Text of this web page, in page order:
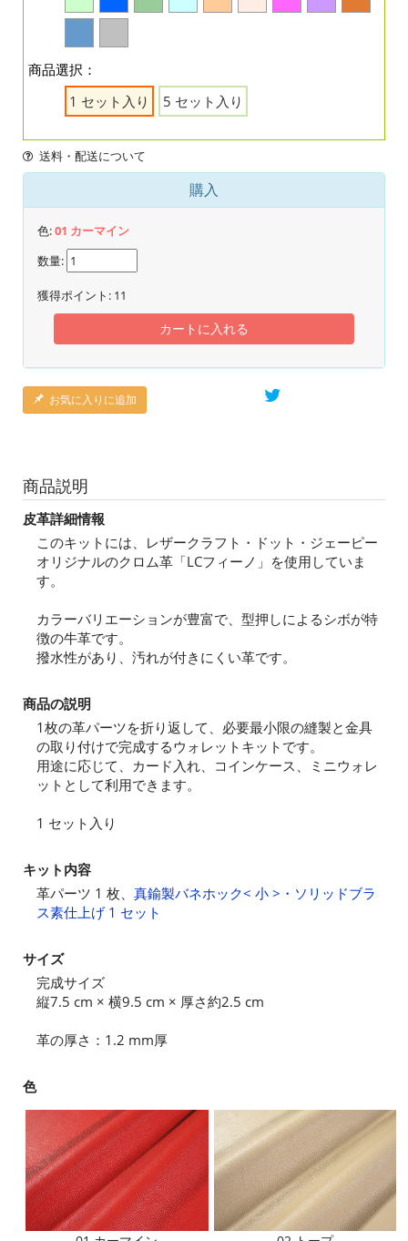
商品選択：
1 セット入り
5 セット入り
送料・配送について
購入
色:01 カーマイン
数量:
獲得ポイント: 11
カートに入れる
お気に入りに追加
商品説明
皮革詳細情報
このキットには、レザークラフト・ドット・ジェーピー
オリジナルのクロム革「LCフィーノ」を使用していま
す。
カラーバリエーションが豊富で、型押しによるシボが特
徴の牛革です。
撥水性があり、汚れが付きにくい革です。
商品の説明
1枚の革パーツを折り返して、必要最小限の縫製と金具
の取り付けで完成するウォレットキットです。
用途に応じて、カード入れ、コインケース、ミニウォレ
ットとして利用できます。
1 セット入り
キット内容
革パーツ 1 枚、 真鍮製バネホック< 小 >・ソリッドブラ
ス素仕上げ 1 セット
サイズ
完成サイズ
縦7.5 cm × 横9.5 cm × 厚さ約2.5 cm
革の厚さ：1.2 mm厚
色